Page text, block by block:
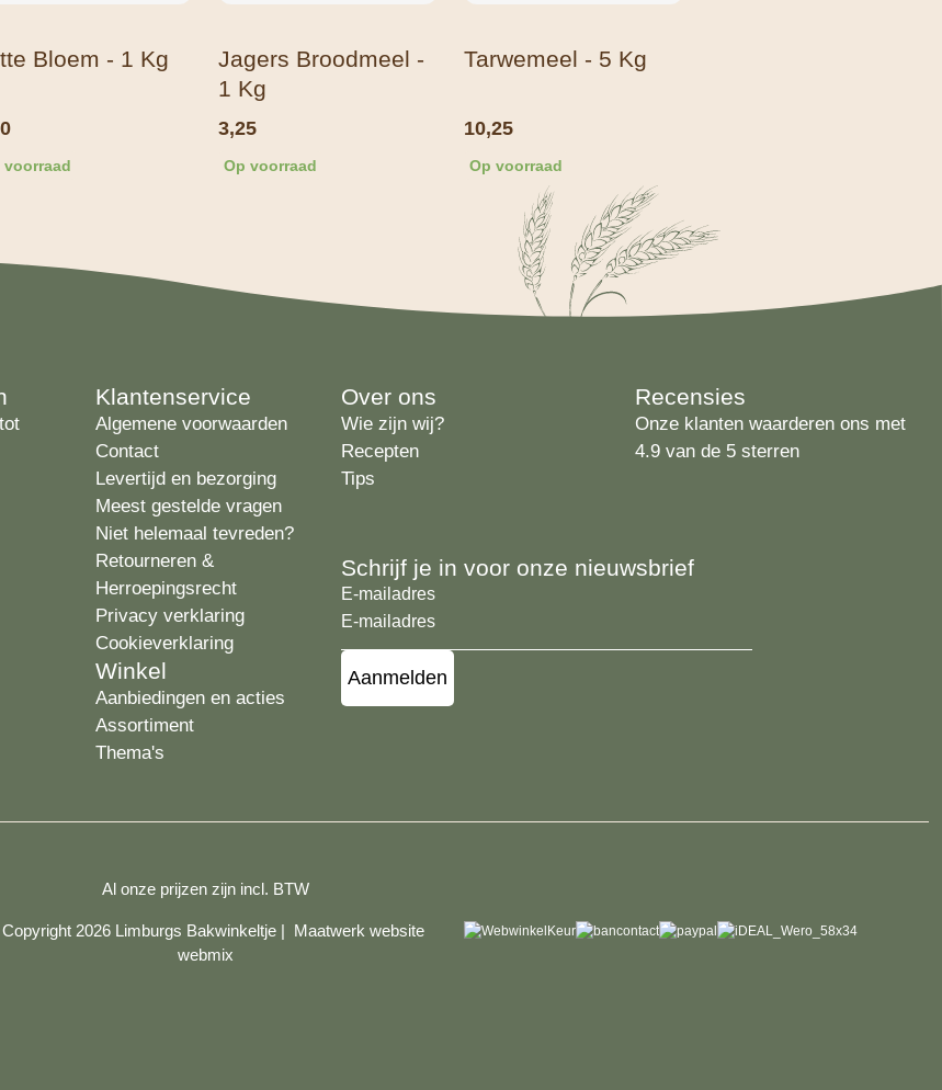
Bloem - 1 Kg
voorraad
Jagers Broodmeel -
1 Kg
3,25
Op voorraad
Tarwemeel - 5 Kg
10,25
Op voorraad
Klantenservice
Algemene voorwaarden
Contact
Levertijd en bezorging
Meest gestelde vragen
Niet helemaal tevreden?
Retourneren &
Herroepingsrecht
Privacy verklaring
Cookieverklaring
Winkel
Aanbiedingen en acties
Assortiment
Thema's
Over ons
Wie zijn wij?
Recepten
Tips
Recensies
Onze klanten waarderen ons met
4.9 van de 5 sterren
Schrijf je in voor onze nieuwsbrief
E-mailadres
Al onze prijzen zijn incl. BTW
2026 Limburgs Bakwinkeltje | Maatwerk website
webmix